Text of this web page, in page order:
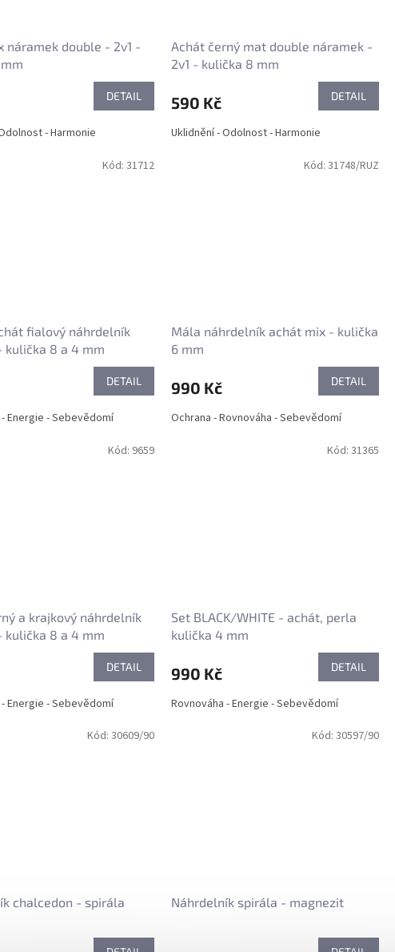
náramek double - 2v1 -
DETAIL
- Harmonie
Achát černý mat double náramek -
2v1 - kulička 8 mm
590 Kč DETAIL
Uklidnění - Odolnost - Harmonie
fialový náhrdelník
kulička 8 a 4 mm
DETAIL
Energie - Sebevědomí
Kód: 31712
Mála náhrdelník achát mix - kulička
6 mm
990 Kč DETAIL
Ochrana - Rovnováha - Sebevědomí
Kód: 31748/RUZ
a krajkový náhrdelník
kulička 8 a 4 mm
DETAIL
Energie - Sebevědomí
Kód: 9659
Set BLACK/WHITE - achát, perla
kulička 4 mm
990 Kč DETAIL
Rovnováha - Energie - Sebevědomí
Kód: 31365
chalcedon - spirála
Kód: 30609/90
Náhrdelník spirála - magnezit
Kód: 30597/90